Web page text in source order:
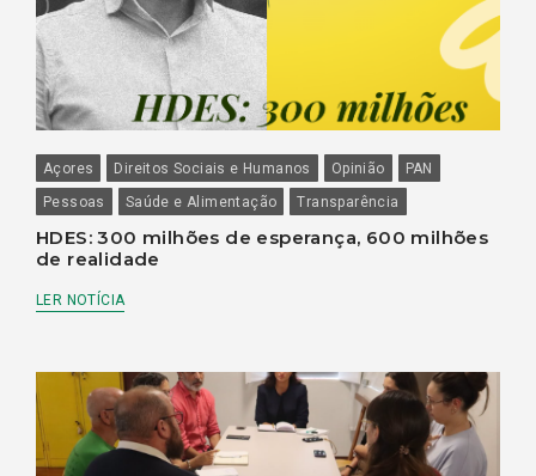
Açores Direitos Sociais e Humanos Opinião
PAN
Pessoas
Saúde e Alimentação Transparência
HDES: 300 milhões de esperança, 600 milhões
de realidade
LER NOTÍCIA